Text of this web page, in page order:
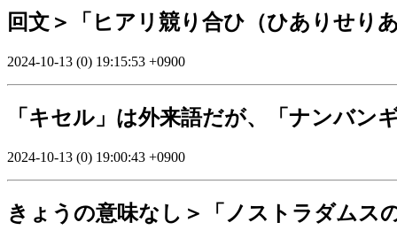
回文＞「ヒアリ競り合ひ（ひありせり
2024-10-13 (0) 19:15:53 +0900
「キセル」は外来語だが、「ナンバン
2024-10-13 (0) 19:00:43 +0900
きょうの意味なし＞「ノストラダムス